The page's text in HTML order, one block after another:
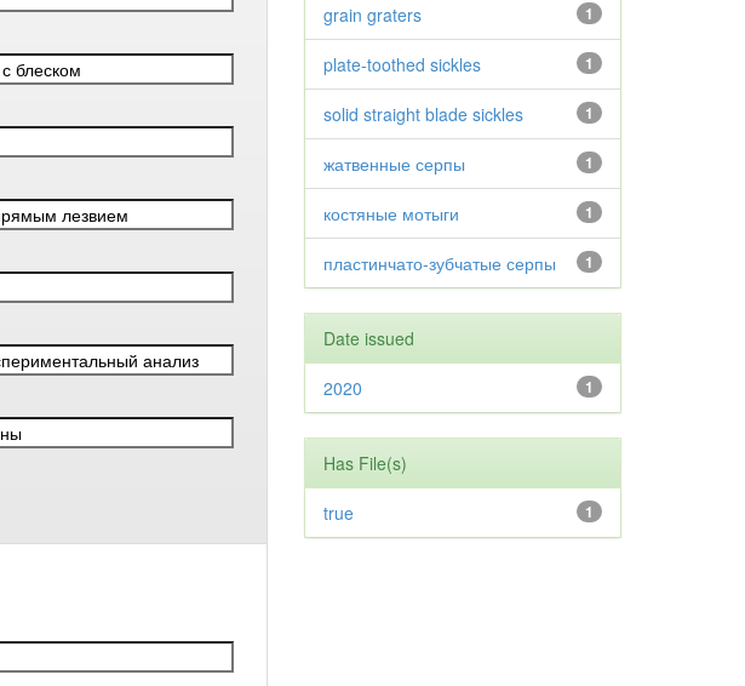
1
grain graters
1
plate-toothed sickles
1
solid straight blade sickles
1
жатвенные серпы
1
костяные мотыги
1
пластинчато-зубчатые серпы
Date issued
1
2020
Has File(s)
1
true